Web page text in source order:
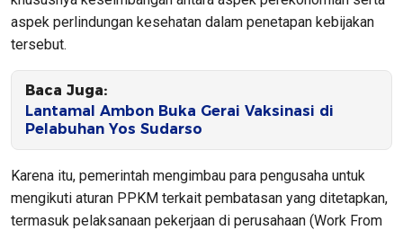
aspek perlindungan kesehatan dalam penetapan kebijakan
tersebut.
Baca Juga:
Lantamal Ambon Buka Gerai Vaksinasi di
Pelabuhan Yos Sudarso
Karena itu, pemerintah mengimbau para pengusaha untuk
mengikuti aturan PPKM terkait pembatasan yang ditetapkan,
termasuk pelaksanaan pekerjaan di perusahaan (Work From